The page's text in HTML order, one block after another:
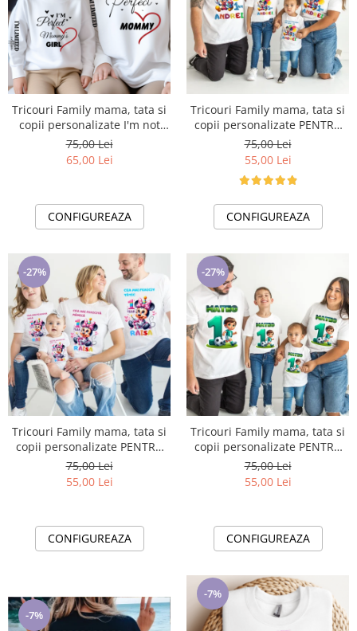
Tricouri Family mama, tata si
copii personalizate I'm not
perfect 12256
75,00 Lei
65,00 Lei
CONFIGUREAZA
Tricouri Family mama, tata si
copii personalizate PENTRU
MOT 1 AN 11256.01 MICKEY
MOUSE
75,00 Lei
55,00 Lei
CONFIGUREAZA
-27%
Tricouri Family mama, tata si
copii personalizate PENTRU
MOT 1 AN 11256.02 Minnie
Mouse
75,00 Lei
55,00 Lei
CONFIGUREAZA
-27%
Tricouri Family mama, tata si
copii personalizate PENTRU
MOT 1 AN 11256.10 tematica
fotbal
75,00 Lei
55,00 Lei
CONFIGUREAZA
-7%
-7%